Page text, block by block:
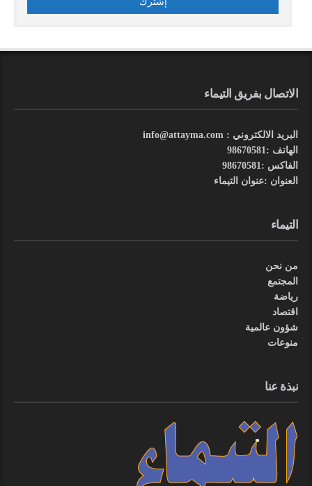
الاتصال بفريق التيماء
البريد الالكتروني : info@attayma.com
الهاتف :98670581
الفاكس :98670581
العنوان :عنوان التيماء
التيماء
من نحن
المجتمع
رياضة
اقتصاد
شؤون عالمية
منوعات
نبذة عنا